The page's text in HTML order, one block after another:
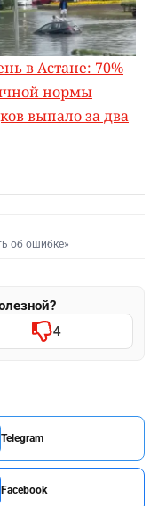
в Астане: 70%
нормы
выпало за два
об ошибке»
4
Telegram
Facebook